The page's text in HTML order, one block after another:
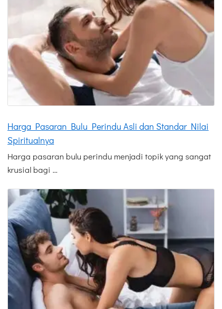
Harga Pasaran Bulu Perindu Asli dan Standar Nilai
Spiritualnya
Harga pasaran bulu perindu menjadi topik yang sangat
krusial bagi …